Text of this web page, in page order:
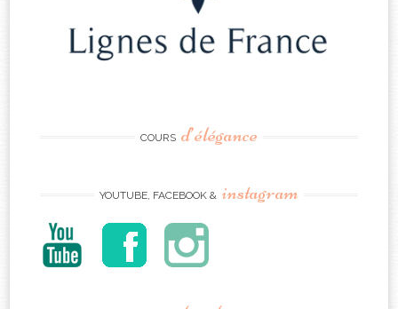
COURS d’élégance
YOUTUBE, FACEBOOK & instagram